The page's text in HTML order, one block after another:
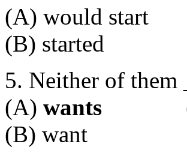
(A) would
(B)
5. Neither of them
(A) wants (C)
(B) want